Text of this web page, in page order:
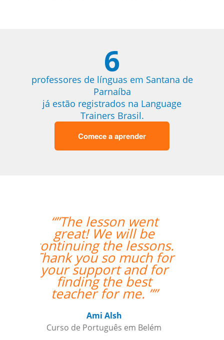
6
professores de línguas em Santana de
Parnaíba
já estão registrados na Language
Trainers Brasil.
Comece a aprender
“”Everything went
excellently! The
teacher/student
relationship has
already been
established, and it's a
very positive one for
Miguel Moneró